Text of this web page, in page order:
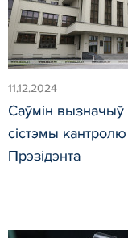
11.12.2024
Саўмін
сістэмы
Прэзідэнта